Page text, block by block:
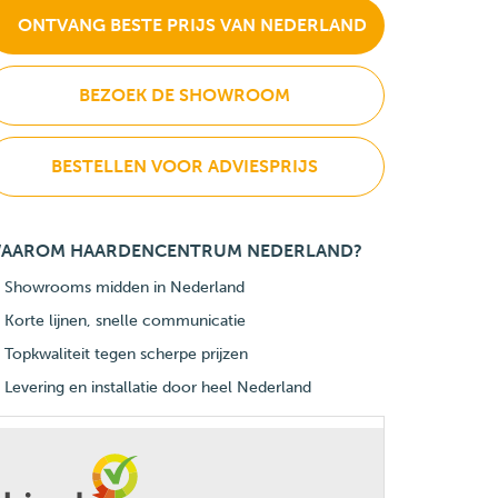
ONTVANG BESTE PRIJS VAN NEDERLAND
BEZOEK DE SHOWROOM
BESTELLEN VOOR ADVIESPRIJS
HAARDENCENTRUM NEDERLAND?
Showrooms midden in Nederland
Korte lijnen, snelle communicatie
Topkwaliteit tegen scherpe prijzen
Levering en installatie door heel Nederland